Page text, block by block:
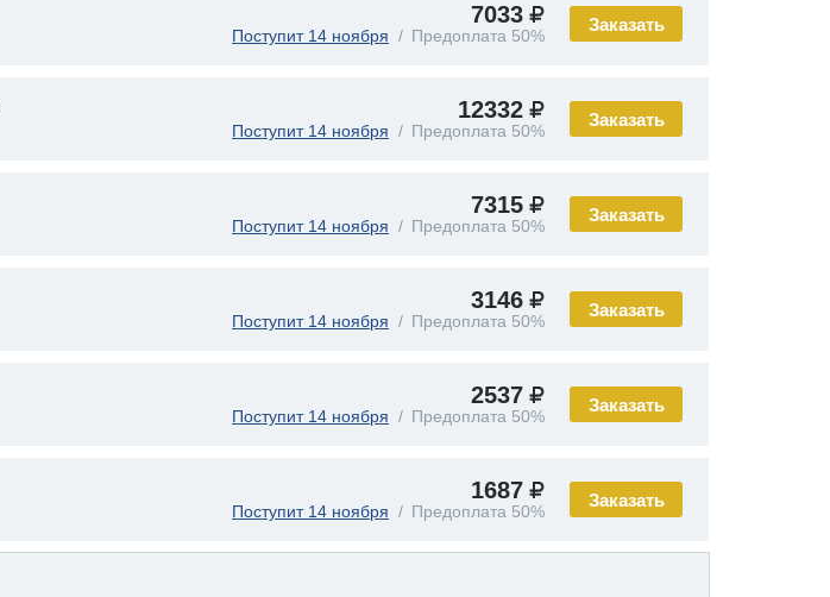
Заказать
7033
Поступит 14 ноября Предоплата 50%
Заказать
12332
Поступит 14 ноября Предоплата 50%
Заказать
7315
Поступит 14 ноября Предоплата 50%
Заказать
3146
Поступит 14 ноября Предоплата 50%
Заказать
2537
Поступит 14 ноября Предоплата 50%
Заказать
1687
Поступит 14 ноября Предоплата 50%